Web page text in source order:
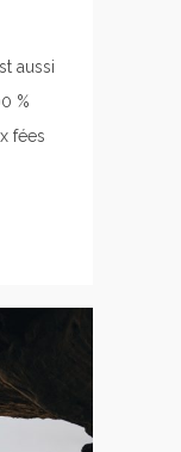
aussi
%
fées